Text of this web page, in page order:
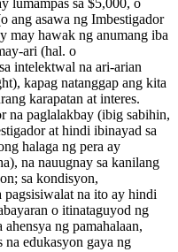
lumampas sa $5,000, o
ang asawa ng Imbestigador
may hawak ng anumang iba
ari (hal. o
intelektwal na ari-arian
kapag natanggap ang kita
karapatan at interes.
na paglalakbay (ibig sabihin,
at hindi ibinayad sa
halaga ng pera ay
na nauugnay sa kanilang
sa kondisyon,
pagsisiwalat na ito ay hindi
o itinataguyod ng
ng pamahalaan,
na edukasyon gaya ng